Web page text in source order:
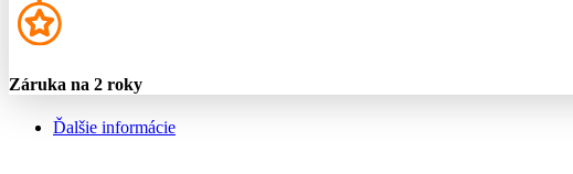
Záruka na 2 roky
Ďalšie informácie